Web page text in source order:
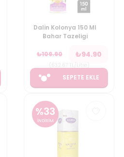
Dalin Kolonya 150 Ml
Bahar Tazeligi
₺109.90 ₺94.90
SEPETE EKLE
%33
İNDİRİM